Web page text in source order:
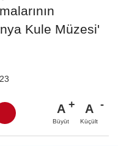
Kule Müzesi'
A
Büyüt
A
Küçült